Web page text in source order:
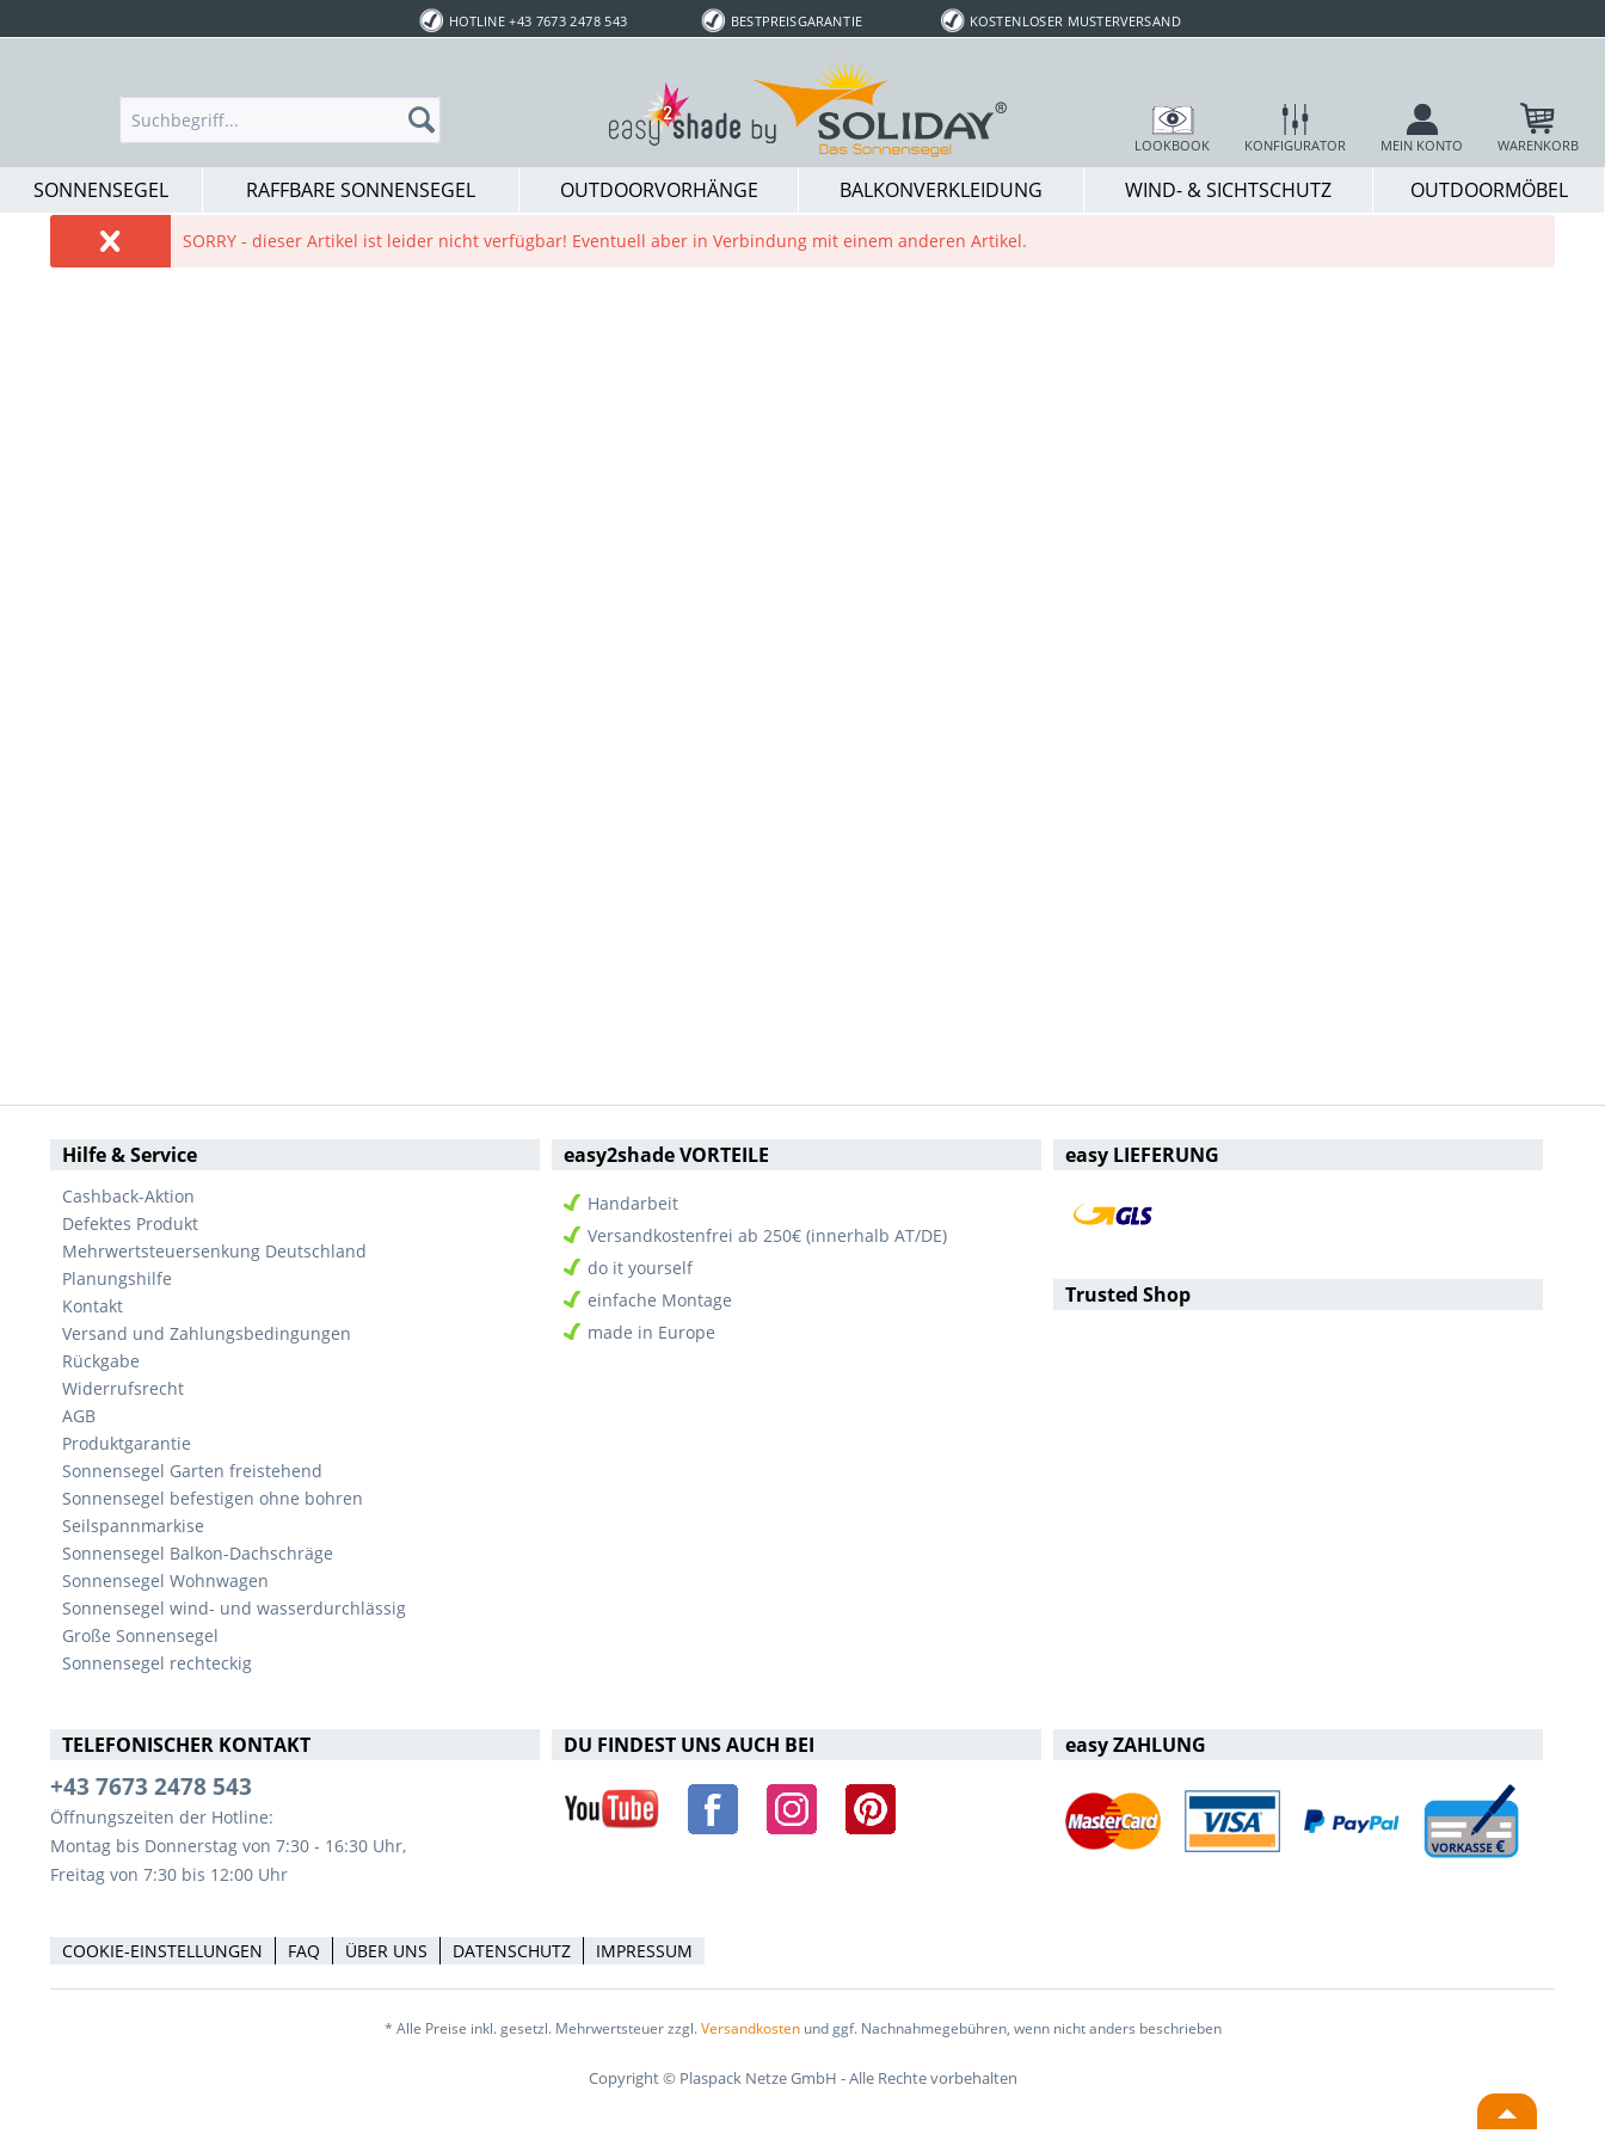
HOTLINE +43 7673 2478 543 BESTPREISGARANTIE KOSTENLOSER MUSTERVERSAND
LOOKBOOK KONFIGURATOR MEIN KONTO WARENKORB
SONNENSEGEL RAFFBARE SONNENSEGEL OUTDOORVORHÄNGE BALKONVERKLEIDUNG WIND- & SICHTSCHUTZ OUTDOORMÖBEL
SORRY - dieser Artikel ist leider nicht verfügbar! Eventuell aber in Verbindung mit einem anderen Artikel.
Hilfe & Service
Cashback-Aktion
Defektes Produkt
Mehrwertsteuersenkung Deutschland
Planungshilfe
Kontakt
Versand und Zahlungsbedingungen
Rückgabe
Widerrufsrecht
AGB
Produktgarantie
Sonnensegel Garten freistehend
Sonnensegel befestigen ohne bohren
Seilspannmarkise
Sonnensegel Balkon-Dachschräge
Sonnensegel Wohnwagen
Sonnensegel wind- und wasserdurchlässig
Große Sonnensegel
Sonnensegel rechteckig
easy2shade VORTEILE
Handarbeit
Versandkostenfrei ab 250€ (innerhalb AT/DE)
do it yourself
einfache Montage
made in Europe
easy LIEFERUNG
Trusted Shop
TELEFONISCHER KONTAKT
+43 7673 2478 543
Öffnungszeiten der Hotline:
Montag bis Donnerstag von 7:30 - 16:30 Uhr,
Freitag von 7:30 bis 12:00 Uhr
DU FINDEST UNS AUCH BEI easy ZAHLUNG
COOKIE-EINSTELLUNGEN FAQ ÜBER UNS DATENSCHUTZ IMPRESSUM
* Alle Preise inkl. gesetzl. Mehrwertsteuer zzgl.Versandkostenund ggf. Nachnahmegebühren, wenn nicht anders beschrieben
Copyright © Plaspack Netze GmbH - Alle Rechte vorbehalten